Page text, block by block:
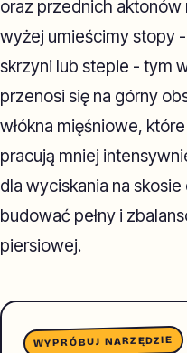
oraz przednich aktonów
wyżej umieścimy stopy -
skrzyni lub stepie - tym
przenosi się na górny
włókna mięśniowe,
pracują mniej
dla wyciskania na
budować pełny i
piersiowej.
WYPRÓBUJ NARZĘDZIE